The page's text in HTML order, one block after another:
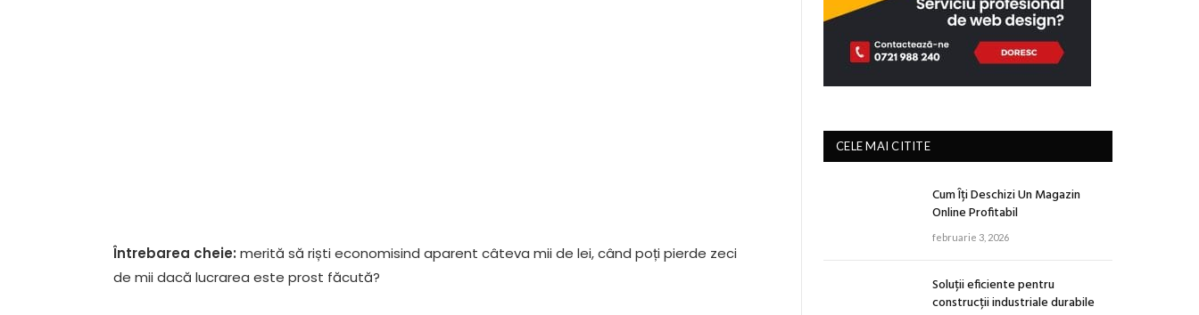
Întrebarea cheie: merită să riști economisind aparent câteva mii de lei, când poți pierde zeci
de mii dacă lucrarea este prost făcută?
CELE MAI CITITE
Cum Îți Deschizi Un Magazin
Online Profitabil
februarie 3, 2026
Soluții eficiente pentru
construcții industriale durabile